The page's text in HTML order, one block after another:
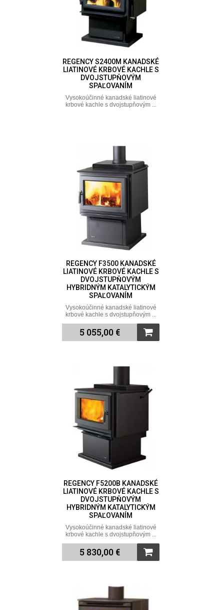
REGENCY S2400M KANADSKÉ
LIATINOVÉ KRBOVÉ KACHLE S
DVOJSTUPŇOVÝM
SPAĽOVANÍM
Vysokoúčinné kanadské liatinové
krbové kachle s dvojstupňovým ...
REGENCY F3500 KANADSKÉ
LIATINOVÉ KRBOVÉ KACHLE S
DVOJSTUPŇOVÝM
HYBRIDNÝM KATALYTICKÝM
SPAĽOVANÍM
Vysokoúčinné kanadské liatinové
krbové kachle s dvojstupňovým ...
5 055,00 €
REGENCY F5200B KANADSKÉ
LIATINOVÉ KRBOVÉ KACHLE S
DVOJSTUPŇOVÝM
HYBRIDNÝM KATALYTICKÝM
SPAĽOVANÍM
Vysokoúčinné kanadské liatinové
krbové kachle s dvojstupňovým ...
5 830,00 €